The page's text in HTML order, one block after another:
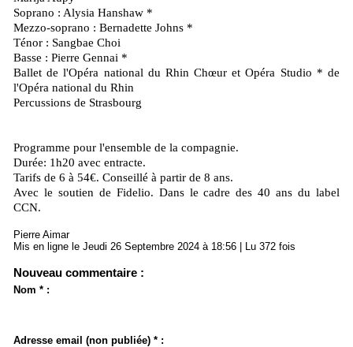
Soprano : Alysia Hanshaw *
Mezzo-soprano : Bernadette Johns *
Ténor : Sangbae Choi
Basse : Pierre Gennai *
Ballet de l'Opéra national du Rhin Chœur et Opéra Studio * de
l'Opéra national du Rhin
Percussions de Strasbourg
Programme pour l'ensemble de la compagnie.
Durée: 1h20 avec entracte.
Tarifs de 6 à 54€. Conseillé à partir de 8 ans.
Avec le soutien de Fidelio. Dans le cadre des 40 ans du label
CCN.
Pierre Aimar
Mis en ligne le Jeudi 26 Septembre 2024 à 18:56 | Lu 372 fois
Nouveau commentaire :
Nom * :
Adresse email (non publiée) * :